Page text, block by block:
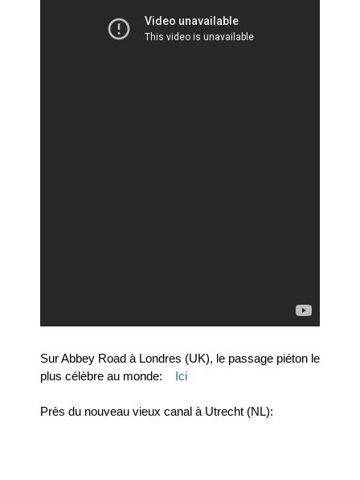
Sur Abbey Road à Londres (UK), le passage piéton le
plus célèbre au monde: Ici
Près du nouveau vieux canal à Utrecht (NL):